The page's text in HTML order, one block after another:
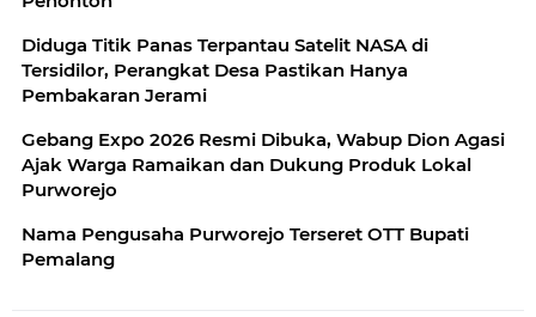
Diduga Titik Panas Terpantau Satelit NASA di
Tersidilor, Perangkat Desa Pastikan Hanya
Pembakaran Jerami
Gebang Expo 2026 Resmi Dibuka, Wabup Dion Agasi
Ajak Warga Ramaikan dan Dukung Produk Lokal
Purworejo
Nama Pengusaha Purworejo Terseret OTT Bupati
Pemalang